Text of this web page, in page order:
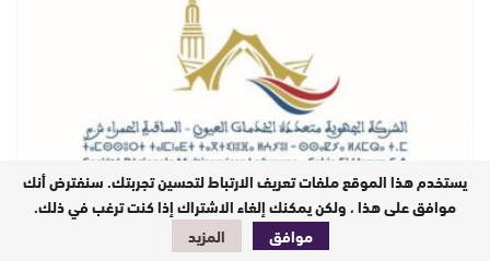
الشركة الجهوية متعددة الخدمات العيون الساقية
يستخدم هذا الموقع ملفات تعريف الارتباط لتحسين تجربتك. سنفترض أنك
موافق على هذا ، ولكن يمكنك إلغاء الاشتراك إذا كنت ترغب في ذلك.
موافق
المزيد